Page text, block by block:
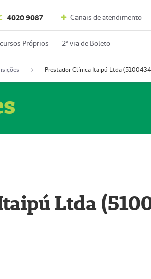
4020 9087 Canais de atendimento
Próprios 2º via de Boleto
Prestador Clínica Itaipú Ltda
Ltda